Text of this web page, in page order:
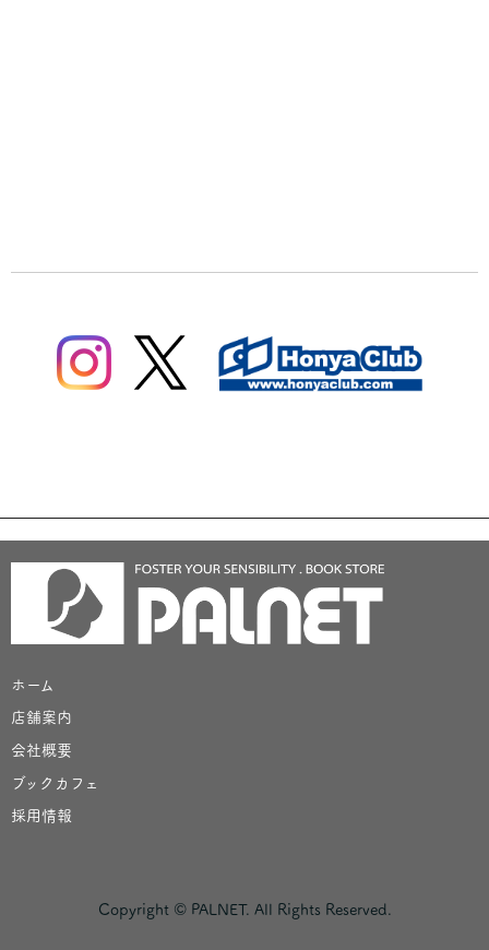
ホーム
店舗案内
会社概要
ブックカフェ
採用情報
Copyright © PALNET. All Rights Reserved.